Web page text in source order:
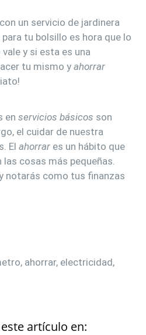
un servicio de jardinera
tu bolsillo es hora que lo
y si esta es una
tu mismo y ahorrar
en servicios básicos son
el cuidar de nuestra
El ahorrar es un hábito que
cosas más pequeñas.
notarás como tus finanzas
ahorrar, electricidad,
artículo en: